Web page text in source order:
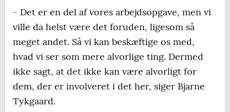
- Det er en del af vores arbejdsopgave, men vi
ville da helst være det foruden, ligesom så
meget andet. Så vi kan beskæftige os med,
hvad vi ser som mere alvorlige ting. Dermed
ikke sagt, at det ikke kan være alvorligt for
dem, der er involveret i det her, siger Bjarne
Tykgaard.